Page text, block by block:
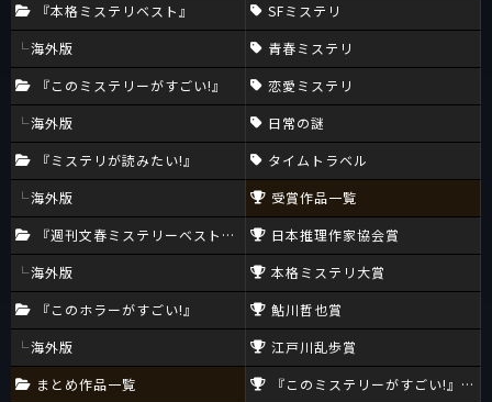
『本格ミステリベスト』
海外版
『このミステリーがすごい!』
海外版
『ミステリが読みたい!』
海外版
『週刊文春ミステリーベスト10』
海外版
『このホラーがすごい!』
海外版
まとめ作品一覧
SFミステリ
青春ミステリ
恋愛ミステリ
日常の謎
タイムトラベル
受賞作品一覧
日本推理作家協会賞
本格ミステリ大賞
鮎川哲也賞
江戸川乱歩賞
『このミステリーがすごい!』大賞